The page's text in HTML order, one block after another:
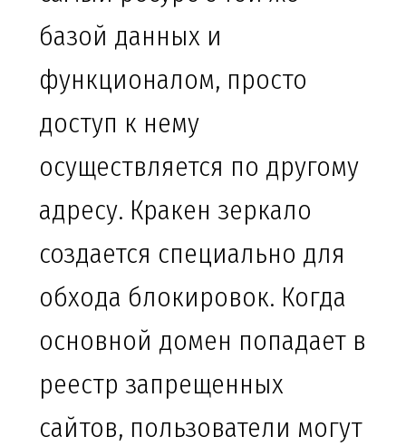
базой данных и
функционалом, просто
доступ к нему
осуществляется по другому
адресу. Кракен зеркало
создается специально для
обхода блокировок. Когда
основной домен попадает в
реестр запрещенных
сайтов, пользователи могут